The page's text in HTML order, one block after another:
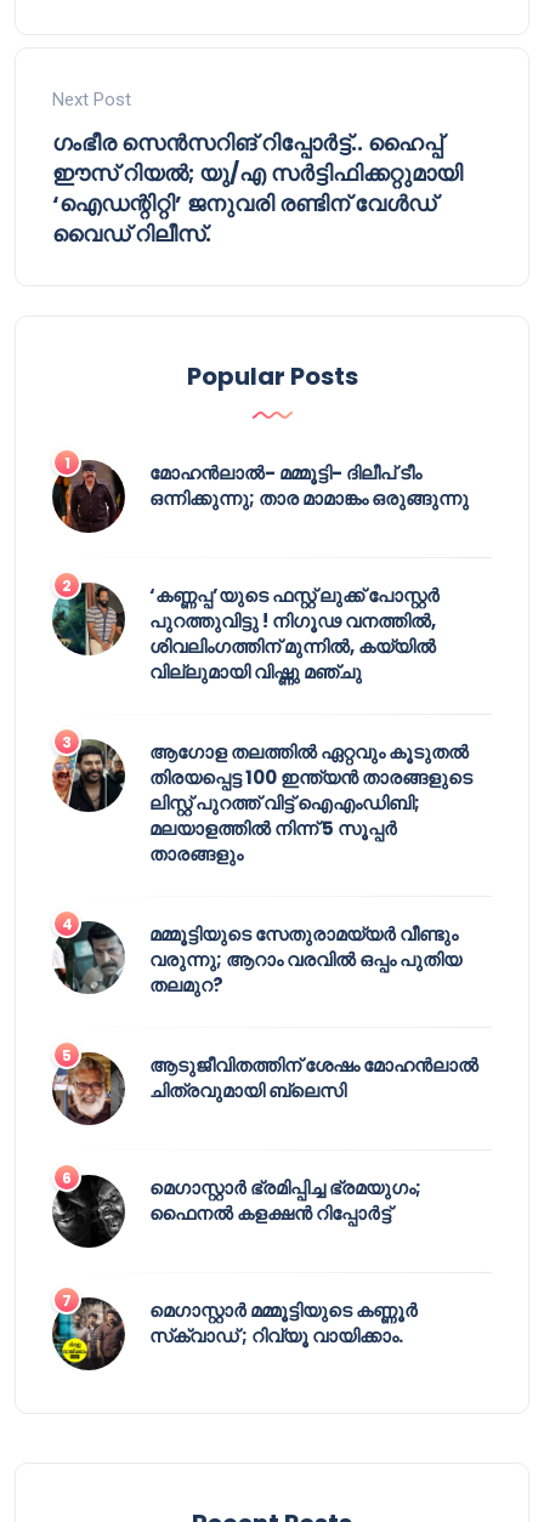
Next Post
ഗംഭീര സെൻസറിങ് റിപ്പോർട്ട്.. ഹൈപ്പ്
ഈസ് റിയൽ; യു/എ സർട്ടിഫിക്കറ്റുമായി
‘ഐഡന്റിറ്റി’ ജനുവരി രണ്ടിന് വേൾഡ്
വൈഡ് റിലീസ്.
Popular Posts
മോഹൻലാൽ- മമ്മൂട്ടി- ദിലീപ് ടീം
ഒന്നിക്കുന്നു; താര മാമാങ്കം ഒരുങ്ങുന്നു
‘കണ്ണപ്പ’യുടെ ഫസ്റ്റ് ലുക്ക് പോസ്റ്റർ
പുറത്തുവിട്ടു ! നിഗൂഢ വനത്തിൽ,
ശിവലിംഗത്തിന് മുന്നിൽ, കയ്യിൽ
വില്ലുമായി വിഷ്ണു മഞ്ചു
ആഗോള തലത്തിൽ ഏറ്റവും കൂടുതൽ
തിരയപ്പെട്ട 100 ഇന്ത്യൻ താരങ്ങളുടെ
ലിസ്റ്റ് പുറത്ത് വിട്ട് ഐഎംഡിബി;
മലയാളത്തിൽ നിന്ന് 5 സൂപ്പർ
താരങ്ങളും
മമ്മൂട്ടിയുടെ സേതുരാമയ്യർ വീണ്ടും
വരുന്നു; ആറാം വരവിൽ ഒപ്പം പുതിയ
തലമുറ?
ആടുജീവിതത്തിന് ശേഷം മോഹൻലാൽ
ചിത്രവുമായി ബ്ലെസി
മെഗാസ്റ്റാർ ഭ്രമിപ്പിച്ച ഭ്രമയുഗം;
ഫൈനൽ കളക്ഷൻ റിപ്പോർട്ട്
മെഗാസ്റ്റാർ മമ്മൂട്ടിയുടെ കണ്ണൂർ
സ്‌ക്വാഡ് ; റിവ്യൂ വായിക്കാം.